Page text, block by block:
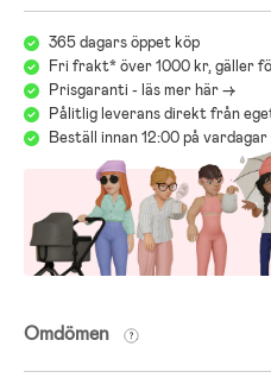
365 dagars öppet köp
Fri frakt* över 1000 kr, gäller
Prisgaranti - läs mer här ->
Pålitlig leverans direkt från
Beställ innan 12:00 på
Omdömen